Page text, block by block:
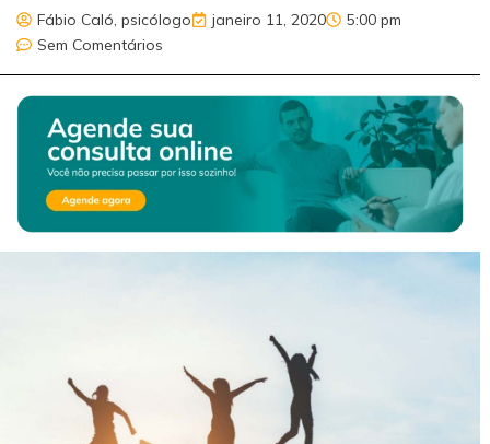
Fábio Caló, psicólogo janeiro 11, 2020
5:00 pm
Sem Comentários